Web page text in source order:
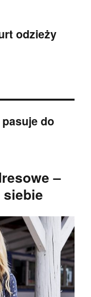
odzieży
do
–
siebie